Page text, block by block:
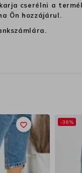
cserélni a
Ön hozzájárul.
favorite_border -38%